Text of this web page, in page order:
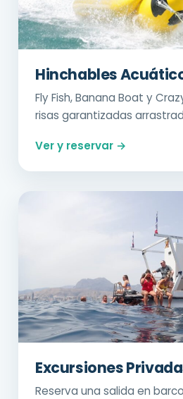
Hinchables
Fly Fish, Banana Boat y
risas garantizadas
Ver y reservar →
Excursiones
Reserva una salida en